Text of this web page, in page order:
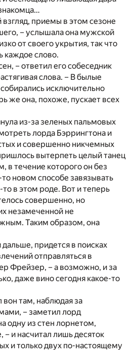
взгляд, приемы в этом сезоне
– услышала она мужской
от своего укрытия, так что
каждое слово.
– ответил его собеседник
слова. – В былые
исключительно
же она, похоже, пускает всех
из-за зеленых пальмовых
лорда Бэррингтона и
и совершенно никчемных
вытерпеть целый танец
в течение которого он без
новом способе завязывать
в этом роде. Вот и теперь
совершенно, но
незамеченной не
Таким образом, она
дальше, придется в поисках
отправляться в
Фрейзер, – а возможно, и за
даже вино сегодня какое-то
вон там, наблюдая за
– заметил лорд
одну из стен лорнетом,
и насчитал лишь десяток
и только двух по-настоящему